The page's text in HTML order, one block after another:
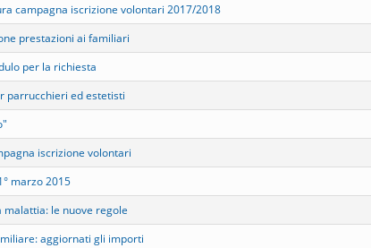
campagna iscrizione volontari 2017/2018
prestazioni ai familiari
per la richiesta
parrucchieri ed estetisti
iscrizione volontari
marzo 2015
le nuove regole
aggiornati gli importi